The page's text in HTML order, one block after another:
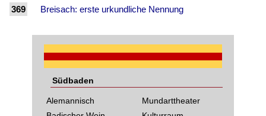
369 Breisach: erste urkundliche Nennung
Südbaden
Alemannisch
Mundarttheater